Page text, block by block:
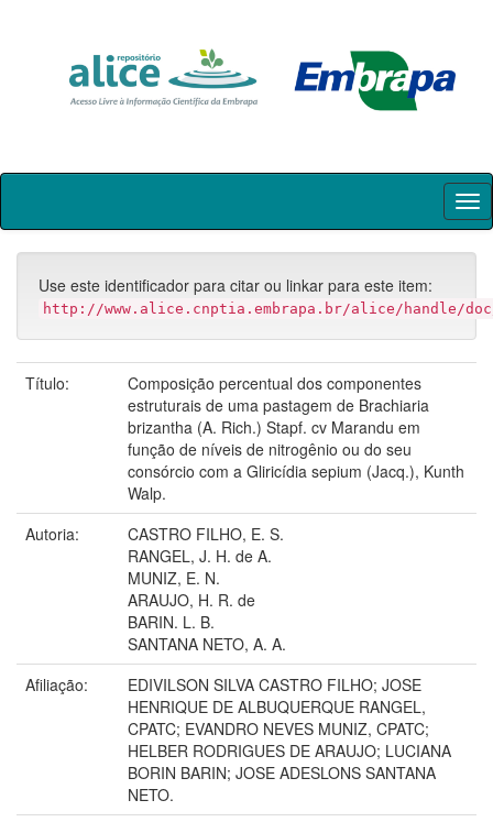
Skip
Use este identificador para citar ou linkar para este item:
http://www.alice.cnptia.embrapa.br/alice/handle/
Título:
Composição percentual dos componentes
estruturais de uma pastagem de Brachiaria
brizantha (A. Rich.) Stapf. cv Marandu em
função de níveis de nitrogênio ou do seu
consórcio com a Gliricídia sepium (Jacq.), Kunth
Walp.
Autoria:
CASTRO FILHO, E. S.
RANGEL, J. H. de A.
MUNIZ, E. N.
ARAUJO, H. R. de
BARIN. L. B.
SANTANA NETO, A. A.
Afiliação:
EDIVILSON SILVA CASTRO FILHO; JOSE
HENRIQUE DE ALBUQUERQUE RANGEL,
CPATC; EVANDRO NEVES MUNIZ, CPATC;
HELBER RODRIGUES DE ARAUJO; LUCIANA
BORIN BARIN; JOSE ADESLONS SANTANA
NETO.